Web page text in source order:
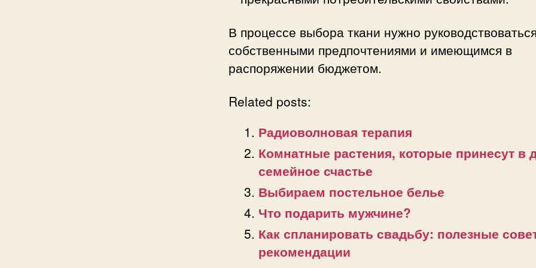
В процессе выбора ткани нужно руководствоваться
собственными предпочтениями и имеющимся в
распоряжении бюджетом.
Related posts:
Радиоволновая терапия
Комнатные растения, которые принесут в
семейное счастье
Выбираем постельное белье
Что подарить мужчине?
Как спланировать свадьбу: полезные
рекомендации